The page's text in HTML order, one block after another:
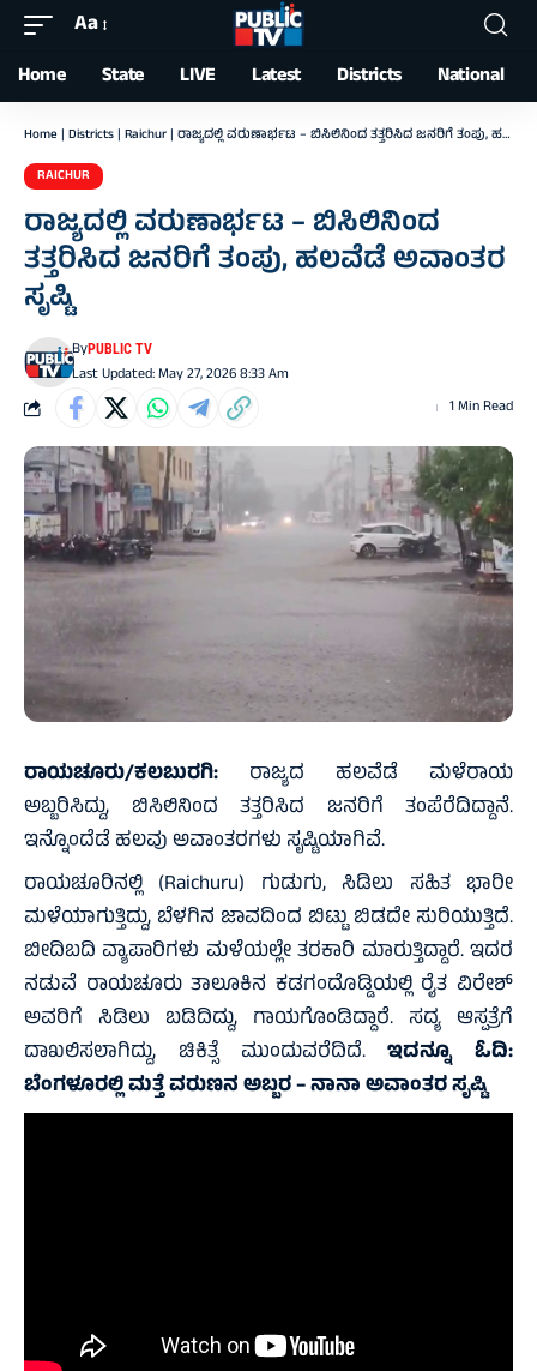
Font
Resizer
Aa
Home State LIVE Latest Districts National
Home | Districts | Raichur | ರಾಜ್ಯದಲ್ಲಿ ವರುಣಾರ್ಭಟ – ಬಿಸಿಲಿನಿಂದ ತತ್ತರಿಸಿದ ಜನರಿಗೆ ತಂಪು, ಹಲವೆಡೆ ಅವಾಂತರ ಸೃಷ್ಟಿ
RAICHUR
ರಾಜ್ಯದಲ್ಲಿ ವರುಣಾರ್ಭಟ – ಬಿಸಿಲಿನಿಂದ
ತತ್ತರಿಸಿದ ಜನರಿಗೆ ತಂಪು, ಹಲವೆಡೆ ಅವಾಂತರ
ಸೃಷ್ಟಿ
Last Updated: May 27, 2026 8:33 Am
ByPUBLIC TV
1 Min Read
ರಾಯಚೂರು/ಕಲಬುರಗಿ: ರಾಜ್ಯದ ಹಲವೆಡೆ ಮಳೆರಾಯ
ಅಬ್ಬರಿಸಿದ್ದು, ಬಿಸಿಲಿನಿಂದ ತತ್ತರಿಸಿದ ಜನರಿಗೆ ತಂಪೆರೆದಿದ್ದಾನೆ.
ಇನ್ನೊಂದೆಡೆ ಹಲವು ಅವಾಂತರಗಳು ಸೃಷ್ಟಿಯಾಗಿವೆ.
ರಾಯಚೂರಿನಲ್ಲಿ (Raichuru) ಗುಡುಗು, ಸಿಡಿಲು ಸಹಿತ ಭಾರೀ
ಮಳೆಯಾಗುತ್ತಿದ್ದು, ಬೆಳಗಿನ ಜಾವದಿಂದ ಬಿಟ್ಟು ಬಿಡದೇ ಸುರಿಯುತ್ತಿದೆ.
ಬೀದಿಬದಿ ವ್ಯಾಪಾರಿಗಳು ಮಳೆಯಲ್ಲೇ ತರಕಾರಿ ಮಾರುತ್ತಿದ್ದಾರೆ. ಇದರ
ನಡುವೆ ರಾಯಚೂರು ತಾಲೂಕಿನ ಕಡಗಂದೊಡ್ಡಿಯಲ್ಲಿ ರೈತ ವಿರೇಶ್
ಅವರಿಗೆ ಸಿಡಿಲು ಬಡಿದಿದ್ದು, ಗಾಯಗೊಂಡಿದ್ದಾರೆ. ಸದ್ಯ ಆಸ್ಪತ್ರೆಗೆ
ದಾಖಲಿಸಲಾಗಿದ್ದು, ಚಿಕಿತ್ಸೆ ಮುಂದುವರೆದಿದೆ.ಇದನ್ನೂ ಓದಿ:
ಬೆಂಗಳೂರಲ್ಲಿ ಮತ್ತೆ ವರುಣನ ಅಬ್ಬರ – ನಾನಾ ಅವಾಂತರ ಸೃಷ್ಟಿ